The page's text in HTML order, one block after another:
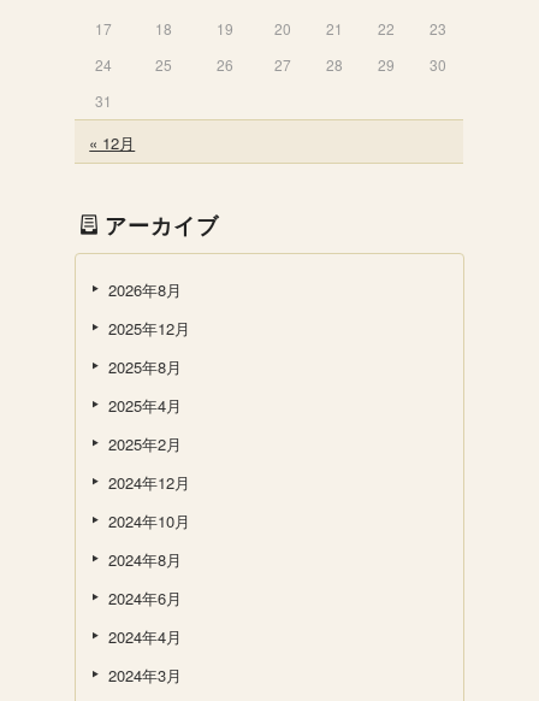
« 12月
17
18 19 20 21 22
23
24
25 26 27 28 29
30
31
アーカイブ
2026年8月
2025年12月
2025年8月
2025年4月
2025年2月
2024年12月
2024年10月
2024年8月
2024年6月
2024年4月
2024年3月